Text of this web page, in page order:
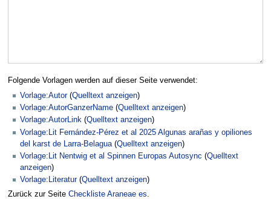
Folgende Vorlagen werden auf dieser Seite verwendet:
Vorlage:Autor(Quelltext anzeigen)
Vorlage:AutorGanzerName (Quelltext anzeigen)
Vorlage:AutorLink (Quelltext anzeigen)
Vorlage:Lit Fernández-Pérez et al 2025 Algunas arañas y opiliones
del karst de Larra-Belagua (Quelltext anzeigen)
Vorlage:Lit Nentwig et al Spinnen Europas Autosync (Quelltext
anzeigen)
Vorlage:Literatur(Quelltext anzeigen)
Zurück zur Seite Checkliste Araneae es.